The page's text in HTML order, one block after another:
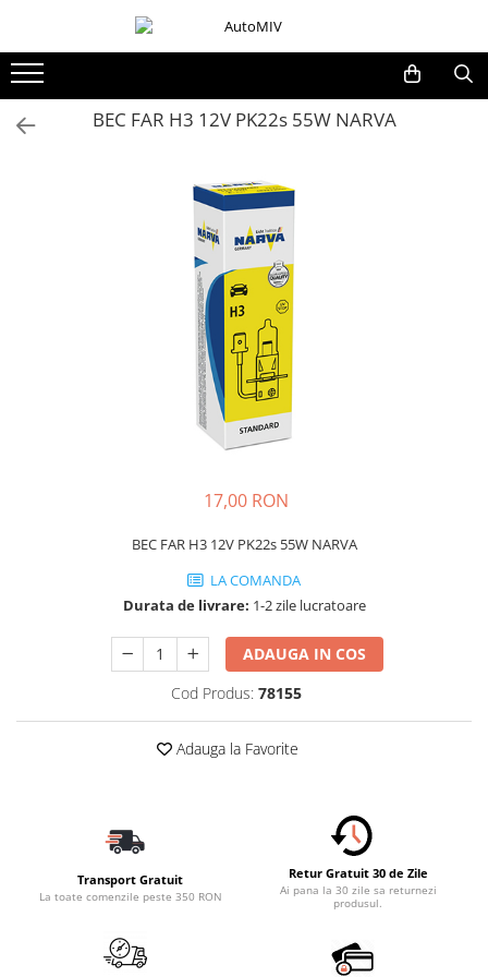
Oferta Saptamanii
Butoane Blocare/Deblocare
Alte Butoane/Comutatoare
Husa Auto / Prelata Auto
Accesorii Interior Auto
Inchidere Centralizata
Tavite Portbagaj Dedicate
Seturi Interior
Carcasa Cheie
BEC FAR H3 12V PK22s 55W NARVA
17,00 RON
BEC FAR H3 12V PK22s 55W NARVA
LA COMANDA
Durata de livrare: 1-2 zile lucratoare
ADAUGA IN COS
Cod Produs: 78155
Adauga la Favorite
Transport Gratuit
La toate comenzile peste 350 RON
Retur Gratuit 30 de Zile
Ai pana la 30 zile sa returnezi
produsul.